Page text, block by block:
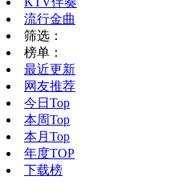
流行金曲
筛选：
榜单：
最近更新
网友推荐
今日Top
本周Top
本月Top
年度TOP
下载榜